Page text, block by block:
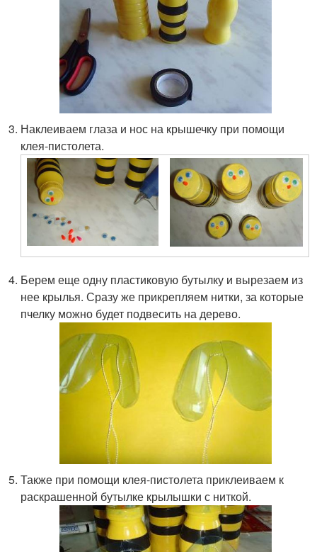
Наклеиваем глаза и нос на крышечку при помощи
клея-пистолета.
Берем еще одну пластиковую бутылку и вырезаем из
нее крылья. Сразу же прикрепляем нитки, за которые
пчелку можно будет подвесить на дерево.
Также при помощи клея-пистолета приклеиваем к
раскрашенной бутылке крылышки с ниткой.